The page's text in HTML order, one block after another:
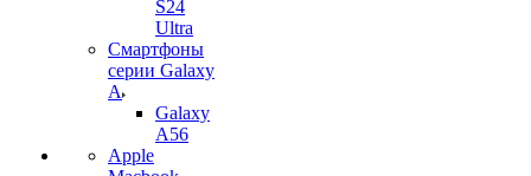
S24
Ultra
Смартфоны
серии Galaxy
A
Galaxy
A56
Apple